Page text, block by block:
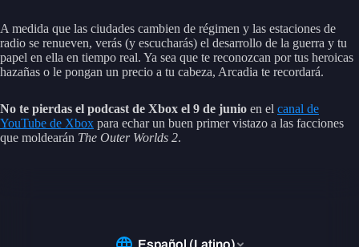
A medida que las ciudades cambien de régimen y las estaciones de
radio se renueven, verás (y escucharás) el desarrollo de la guerra y tu
papel en ella en tiempo real. Ya sea que te reconozcan por tus heroicas
hazañas o le pongan un precio a tu cabeza, Arcadia te recordará.
No te pierdas el podcast de Xbox el 9 de junio en el canal de
YouTube de Xbox para echar un buen primer vistazo a las facciones
que moldearán The Outer Worlds 2.